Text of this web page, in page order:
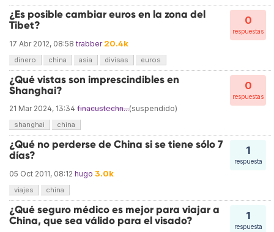
0
respuestas
¿Es posible cambiar euros en la zona del
Tibet?
17 Abr 2012, 08:58 trabber 20.4k
dinero china asia divisas euros
0
respuestas
¿Qué vistas son imprescindibles en
Shanghai?
21 Mar 2024, 13:34 finacustechn...(suspendido)
shanghai china
1
respuesta
¿Qué no perderse de China si se tiene sólo 7
días?
05 Oct 2011, 08:12 hugo 3.0k
viajes china
1
respuesta
¿Qué seguro médico es mejor para viajar a
China, que sea válido para el visado?